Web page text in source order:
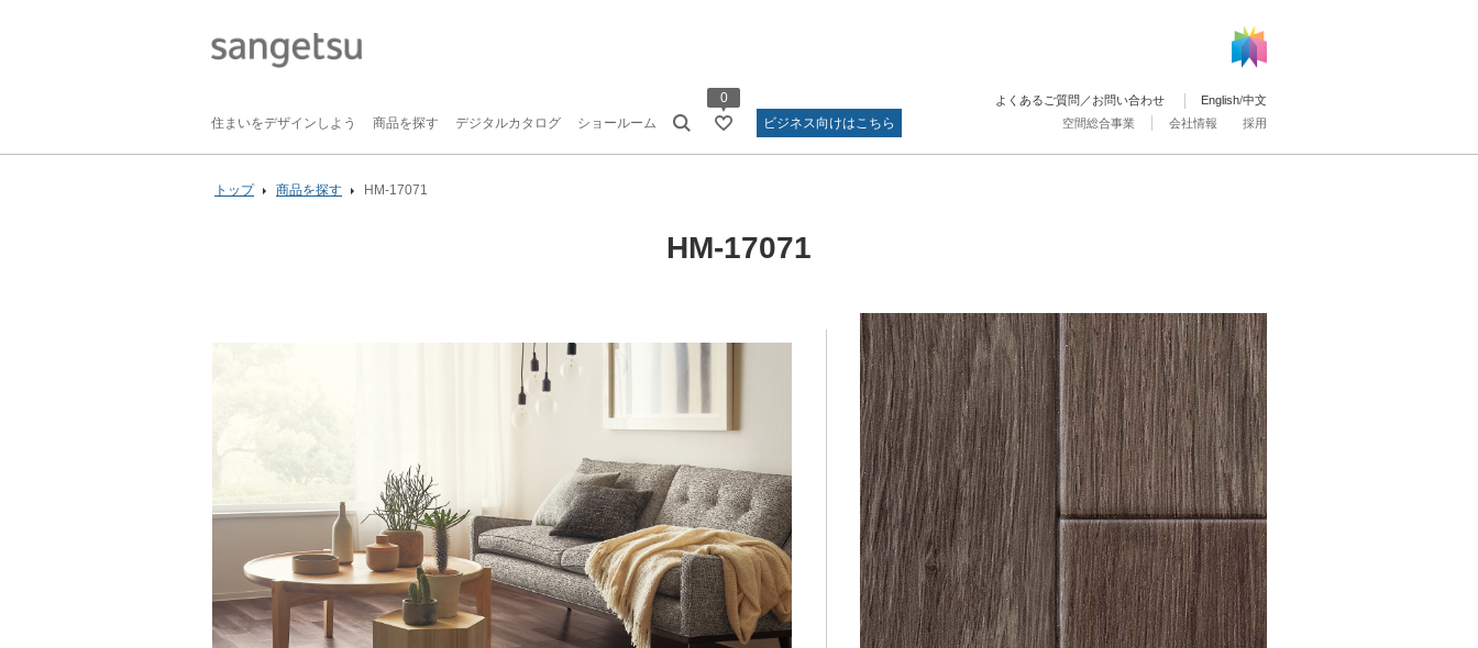
住まいをデザインしよう 商品を探す デジタルカタログ ショールーム
0
ビジネス向けはこちら
空間総合事業 会社情報 採用
よくあるご質問／お問い合わせ English/中文
トップ 商品を探す HM-17071
HM-17071